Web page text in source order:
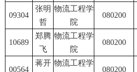
09304
张明
哲
物流工程学
院
080200
10689
郑腾
飞
物流工程学
院
080200
00564
蒋开 物流工程学
080200